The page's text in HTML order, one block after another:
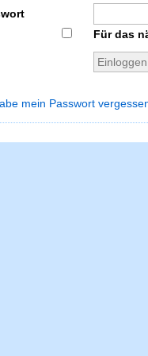
Für das
mein Passwort